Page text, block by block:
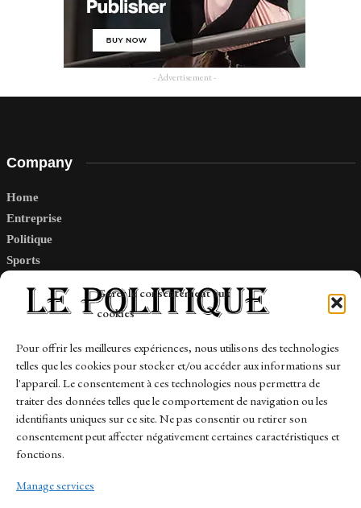
Gérer le consentement aux
cookies
Pour offrir les meilleures expériences, nous utilisons des technologies
telles que les cookies pour stocker et/ou accéder aux informations sur
l'appareil. Le consentement à ces technologies nous permettra de
traiter des données telles que le comportement de navigation ou les
identifiants uniques sur ce site. Ne pas consentir ou retirer son
consentement peut affecter négativement certaines caractéristiques et
fonctions.
Manage services
- Advertisement -
Company
Home
Entreprise
Politique
Sports
Links
Contact
Sitemap